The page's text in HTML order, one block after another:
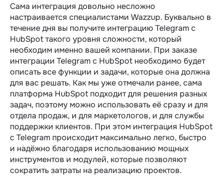
Сама интеграция довольно несложно
настраивается специалистами Wazzup. Буквально в
течение дня вы получите интеграцию Telegram c
HubSpot такого уровня сложности, который
необходим именно вашей компании. При заказе
интеграции Telegram c HubSpot необходимо будет
описать все функции и задачи, которые она должна
для вас решать. Как мы уже отмечали ранее, сама
платформа HubSpot подходит для решения разных
задач, поэтому можно использовать её сразу и для
отдела продаж, и для маркетологов, и для службы
поддержки клиентов. При этом интеграция HubSpot
с Telegram происходит максимально легко, быстро
и надёжно благодаря использованию мощных
инструментов и модулей, которые позволяют
сократить затраты на реализацию проектов.